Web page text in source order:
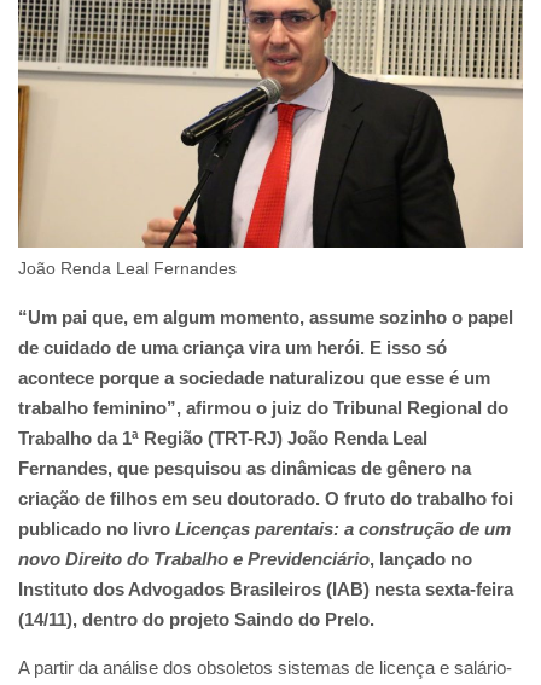
João Renda Leal Fernandes
“Um pai que, em algum momento, assume sozinho o papel
de cuidado de uma criança vira um herói. E isso só
acontece porque a sociedade naturalizou que esse é um
trabalho feminino”, afirmou o juiz do Tribunal Regional do
Trabalho da 1ª Região (TRT-RJ) João Renda Leal
Fernandes, que pesquisou as dinâmicas de gênero na
criação de filhos em seu doutorado. O fruto do trabalho foi
publicado no livro Licenças parentais: a construção de um
novo Direito do Trabalho e Previdenciário, lançado no
Instituto dos Advogados Brasileiros (IAB) nesta sexta-feira
(14/11), dentro do projeto Saindo do Prelo.
A partir da análise dos obsoletos sistemas de licença e salário-